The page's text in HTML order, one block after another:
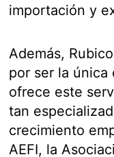
importación y
Además,
por ser la única
ofrece este
tan
crecimiento
AEFI, la